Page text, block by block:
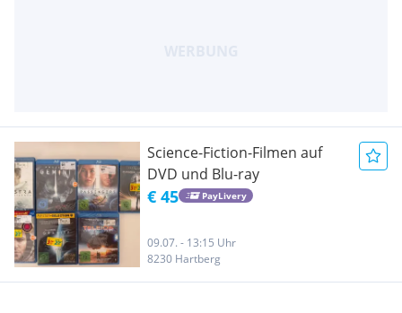
Science-Fiction-Filmen auf
DVD und Blu-ray
€ 45 PayLivery
09.07. - 13:15 Uhr
8230 Hartberg